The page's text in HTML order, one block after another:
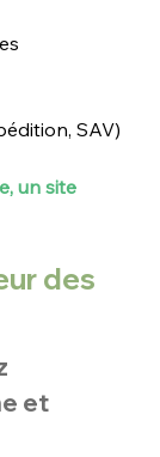
SAV)
un site
des
et